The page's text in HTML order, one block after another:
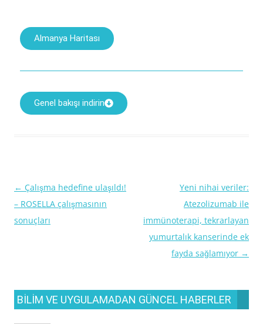
Almanya Haritası
Genel bakışı indirin
Yazı
dolaşımı
← Çalışma hedefine ulaşıldı!
– ROSELLA çalışmasının
sonuçları
Yeni nihai veriler:
Atezolizumab ile
immünoterapi, tekrarlayan
yumurtalık kanserinde ek
fayda sağlamıyor →
BILIM VE UYGULAMADAN GÜNCEL HABERLER